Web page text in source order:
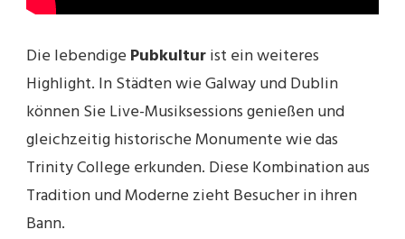
Die lebendige Pubkulturist ein weiteres
Highlight. In Städten wie Galway und Dublin
können Sie Live-Musiksessions genießen und
gleichzeitig historische Monumente wie das
Trinity College erkunden. Diese Kombination aus
Tradition und Moderne zieht Besucher in ihren
Bann.